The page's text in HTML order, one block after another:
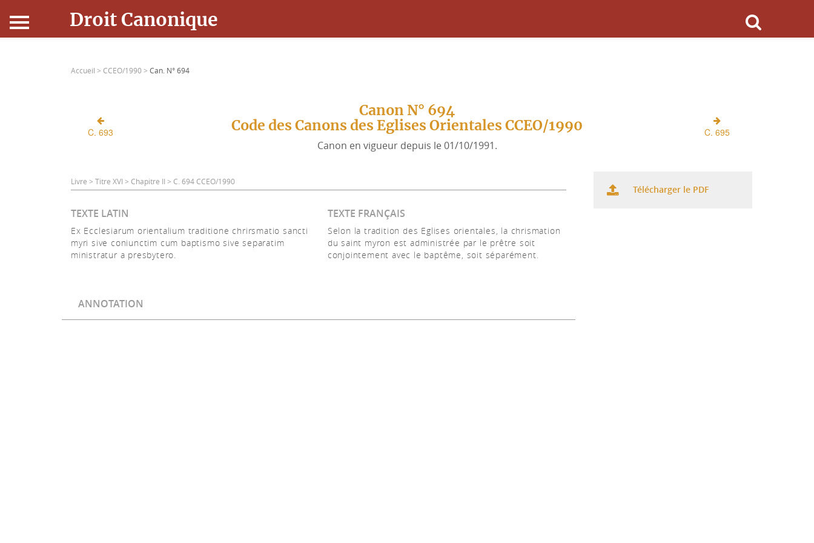
Droit Canonique
Connexion
Accueil > CCEO/1990 > Can. N° 694
C. 693
Canon N° 694
Code des Canons des Eglises Orientales CCEO/1990
Canon en vigueur depuis le 01/10/1991.
C. 695
Livre > Titre XVI > Chapitre II > C. 694 CCEO/1990
TEXTE LATIN
Ex Ecclesiarum orientalium traditione chrirsmatio sancti
myri sive coniunctim cum baptismo sive separatim
ministratur a presbytero.
TEXTE FRANÇAIS
Selon la tradition des Eglises orientales, la chrismation
du saint myron est administrée par le prêtre soit
conjointement avec le baptême, soit séparément.
ANNOTATION
Télécharger le PDF